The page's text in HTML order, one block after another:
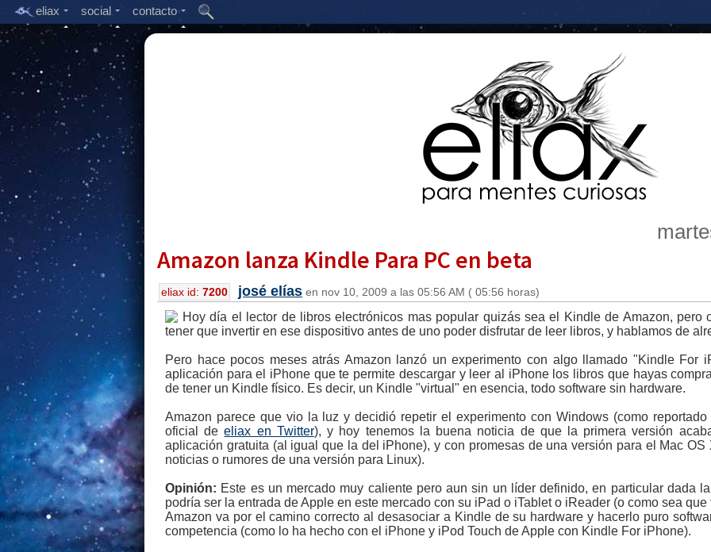
eliax social contacto
Amazon lanza Kindle Para PC en beta
eliax id: 7200 josé elías en nov 10, 2009 a las 05:56 AM ( 05:56 horas)
Hoy día el lector de libros electrónicos mas popular quizás sea el Kindle de Amazon, pero
tener que invertir en ese dispositivo antes de uno poder disfrutar de leer libros, y hablamos de
Pero hace pocos meses atrás Amazon lanzó un experimento con algo llamado "Kindle For
aplicación para el iPhone que te permite descargar y leer al iPhone los libros que hayas
de tener un Kindle físico. Es decir, un Kindle "virtual" en esencia, todo software sin hardware.
Amazon parece que vio la luz y decidió repetir el experimento con Windows (como reportado
oficial deeliax en Twitter), y hoy tenemos la buena noticia de que la primera versión
aplicación gratuita (al igual que la del iPhone), y con promesas de una versión para el Mac OS
noticias o rumores de una versión para Linux).
Opinión: Este es un mercado muy caliente pero aun sin un líder definido, en particular dada
podría ser la entrada de Apple en este mercado con su iPad o iTablet o iReader (o como sea
Amazon va por el camino correcto al desasociar a Kindle de su hardware y hacerlo puro
competencia (como lo ha hecho con el iPhone y iPod Touch de Apple con Kindle For iPhone).